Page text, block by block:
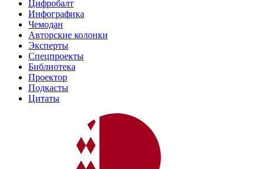
Цифробалт
Инфографика
Чемодан
Авторские колонки
Эксперты
Спецпроекты
Библиотека
Проектор
Подкасты
Цитаты